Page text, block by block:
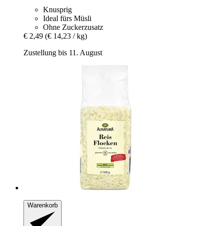
Knusprig
Ideal fürs Müsli
Ohne Zuckerzusatz
€ 2,49 (€ 14,23 / kg)
Zustellung bis 11. August
Warenkorb